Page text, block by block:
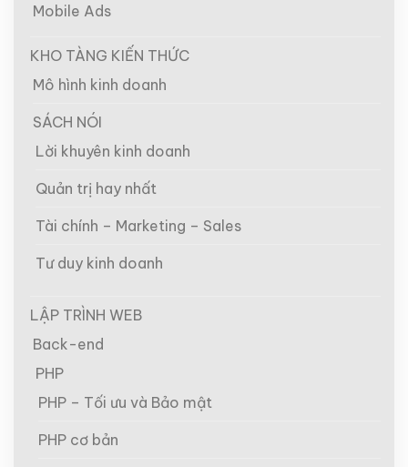
Mobile Ads
KHO TÀNG KIẾN THỨC
Mô hình kinh doanh
SÁCH NÓI
Lời khuyên kinh doanh
Quản trị hay nhất
Tài chính – Marketing – Sales
Tư duy kinh doanh
LẬP TRÌNH WEB
Back-end
PHP
PHP – Tối ưu và Bảo mật
PHP cơ bản